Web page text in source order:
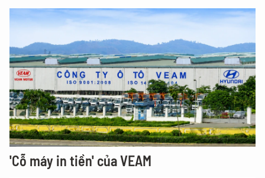
'Cỗ máy in tiền' của VEAM